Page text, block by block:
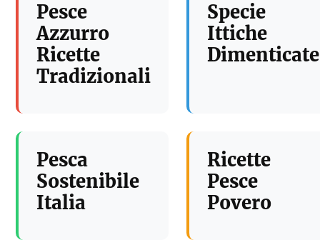
Pesce
Azzurro
Ricette
Tradizionali
Specie
Ittiche
Dimenticate
Pesca
Sostenibile
Italia
Ricette
Pesce
Povero